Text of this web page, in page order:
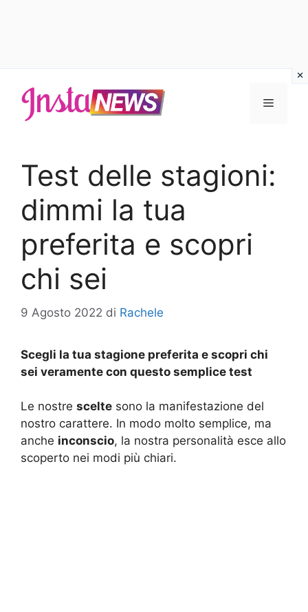
contenuto
Menu
Test delle stagioni:
dimmi la tua
preferita e scopri
chi sei
9 Agosto 2022 di Rachele
Scegli la tua stagione preferita e scopri chi
sei veramente con questo semplice test
Le nostre scelte sono la manifestazione del
nostro carattere. In modo molto semplice, ma
anche inconscio, la nostra personalità esce allo
scoperto nei modi più chiari.